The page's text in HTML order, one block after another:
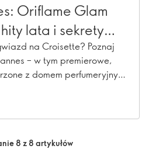
Oriflame Glam
lata i sekrety
na Croisette? Poznaj
– w tym premierowe,
z domem perfumeryjnym
8 z 8 artykułów